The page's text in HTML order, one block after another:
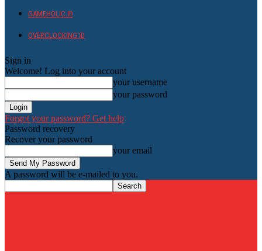
GAMEHOLIC.ID
OVERCLOCKING ID
Sign in
Welcome! Log into your account
your username
your password
Forgot your password? Get help
Password recovery
Recover your password
your email
A password will be e-mailed to you.